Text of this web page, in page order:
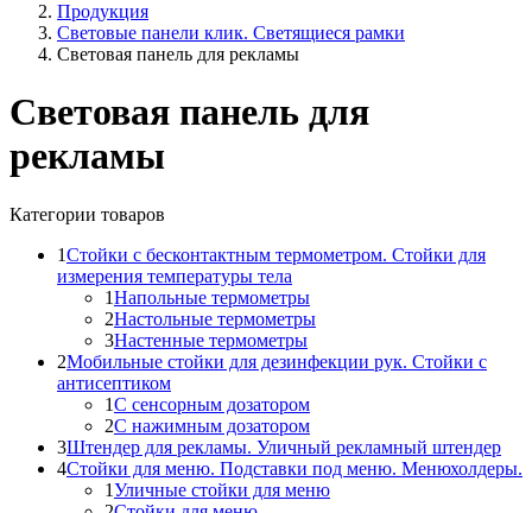
Продукция
Световые панели клик. Светящиеся рамки
Световая панель для рекламы
Световая панель для
рекламы
Категории товаров
1Стойки с бесконтактным термометром. Стойки для
измерения температуры тела
1Напольные термометры
2Настольные термометры
3Настенные термометры
2Мобильные стойки для дезинфекции рук. Стойки с
антисептиком
1С сенсорным дозатором
2С нажимным дозатором
3Штендер для рекламы. Уличный рекламный штендер
4Стойки для меню. Подставки под меню. Менюхолдеры.
1Уличные стойки для меню